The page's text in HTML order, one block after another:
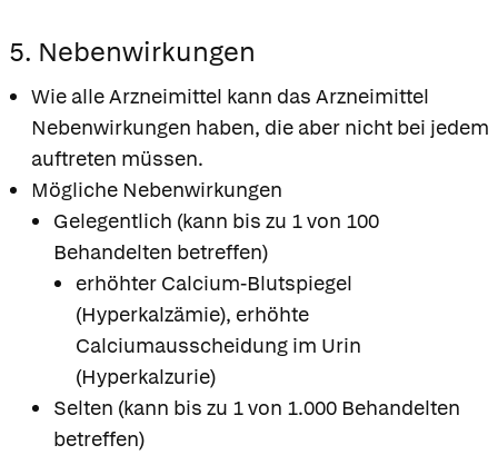
5. Nebenwirkungen
Wie alle Arzneimittel kann das Arzneimittel
Nebenwirkungen haben, die aber nicht bei jedem
auftreten müssen.
Mögliche Nebenwirkungen
Gelegentlich (kann bis zu 1 von 100
Behandelten betreffen)
erhöhter Calcium-Blutspiegel
(Hyperkalzämie), erhöhte
Calciumausscheidung im Urin
(Hyperkalzurie)
Selten (kann bis zu 1 von 1.000 Behandelten
betreffen)